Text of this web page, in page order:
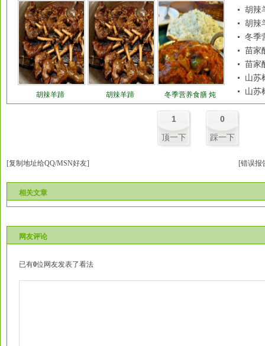
胡辣羊蹄 胡辣羊蹄 冬季营养食膳 炖
胡辣
胡辣
冬季
苗家
苗家
山苏
山苏
1
顶一下
0
踩一下
[错误报
[复制地址给QQ/MSN好友]
相关文章
网友评论
已有0位网友发表了看法